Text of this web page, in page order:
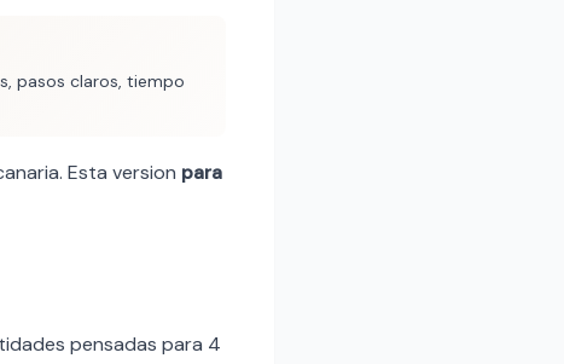
pasos claros, tiempo
Esta version para
pensadas para 4